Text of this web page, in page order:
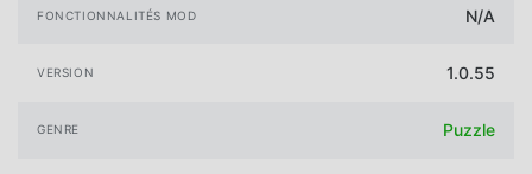
FONCTIONNALITÉS MOD N/A
VERSION 1.0.55
GENRE Puzzle